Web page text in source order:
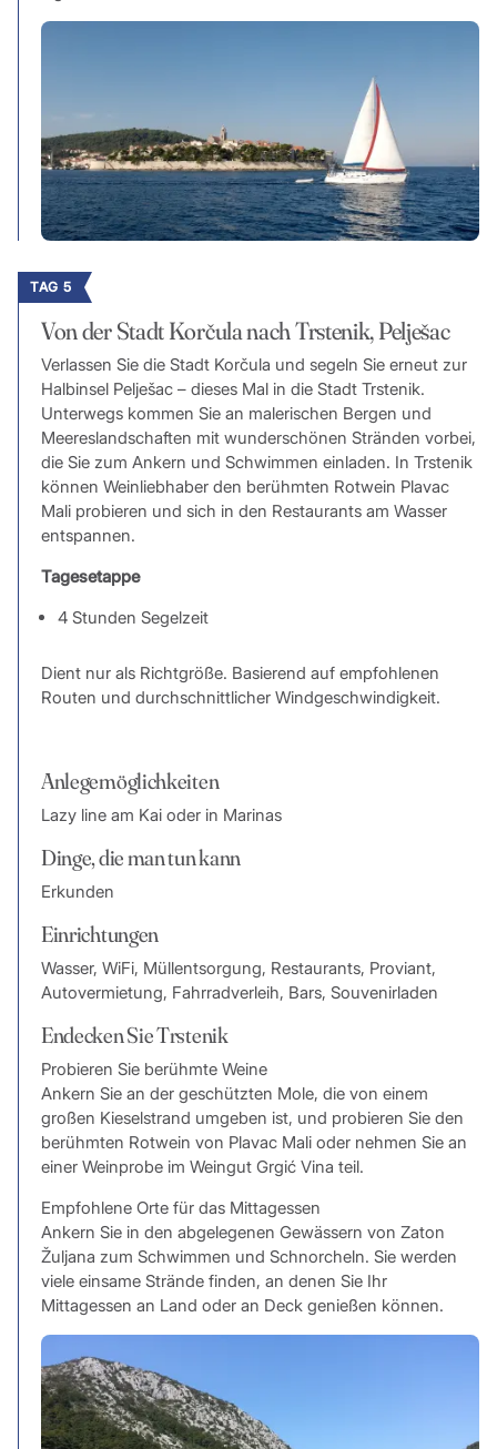
TAG 5
Von der Stadt Korčula nach Trstenik, Pelješac
Verlassen Sie die Stadt Korčula und segeln Sie erneut zur
Halbinsel Pelješac – dieses Mal in die Stadt Trstenik.
Unterwegs kommen Sie an malerischen Bergen und
Meereslandschaften mit wunderschönen Stränden vorbei,
die Sie zum Ankern und Schwimmen einladen. In Trstenik
können Weinliebhaber den berühmten Rotwein Plavac
Mali probieren und sich in den Restaurants am Wasser
entspannen.
Tagesetappe
4 Stunden Segelzeit
Dient nur als Richtgröße. Basierend auf empfohlenen
Routen und durchschnittlicher Windgeschwindigkeit.
Anlegemöglichkeiten
Lazy line am Kai oder in Marinas
Dinge, die man tun kann
Erkunden
Einrichtungen
Wasser, WiFi, Müllentsorgung, Restaurants, Proviant,
Autovermietung, Fahrradverleih, Bars, Souvenirladen
Endecken Sie Trstenik
Probieren Sie berühmte Weine
Ankern Sie an der geschützten Mole, die von einem
großen Kieselstrand umgeben ist, und probieren Sie den
berühmten Rotwein von Plavac Mali oder nehmen Sie an
einer Weinprobe im Weingut Grgić Vina teil.
Empfohlene Orte für das Mittagessen
Ankern Sie in den abgelegenen Gewässern von Zaton
Žuljana zum Schwimmen und Schnorcheln. Sie werden
viele einsame Strände finden, an denen Sie Ihr
Mittagessen an Land oder an Deck genießen können.